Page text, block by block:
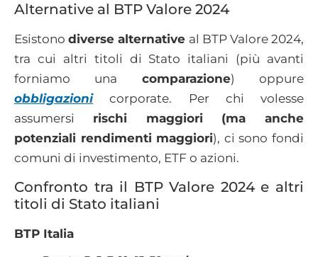
Alternative al BTP Valore 2024
Esistonodiverse alternative al BTP Valore 2024,
tra cui altri titoli di Stato italiani (più avanti
forniamo una comparazione) oppure
obbligazionicorporate. Per chi volesse
assumersi rischi maggiori (ma anche
potenziali rendimenti maggiori), ci sono fondi
comuni di investimento, ETF o azioni.
Confronto tra il BTP Valore 2024 e altri
titoli di Stato italiani
BTP Italia